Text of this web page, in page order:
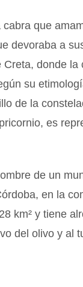
que
devoraba a
donde la
su
de la
es
de un
en la
km² y tiene
del olivo y al